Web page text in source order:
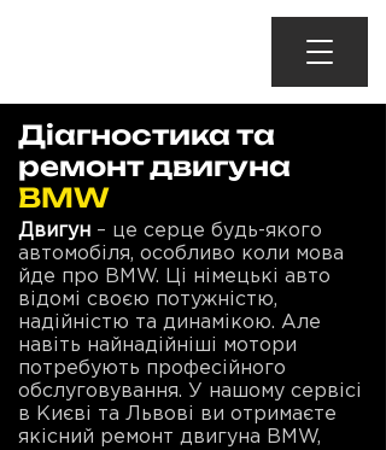
Діагностика та
ремонт двигуна
BMW
Двигун – це серце будь-якого
автомобіля, особливо коли мова
йде про BMW. Ці німецькі авто
відомі своєю потужністю,
надійністю та динамікою. Але
навіть найнадійніші мотори
потребують професійного
обслуговування. У нашому сервісі
в Києві та Львові ви отримаєте
якісний ремонт двигуна BMW,